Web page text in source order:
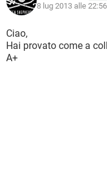
8 lug 2013 alle 22:56
Ciao,
Hai provato come a
A+